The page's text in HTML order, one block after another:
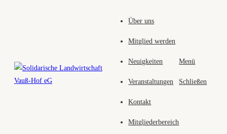
Über uns
Mitglied werden
Neuigkeiten
Veranstaltungen
Kontakt
Mitgliederbereich
Menü
Schließen